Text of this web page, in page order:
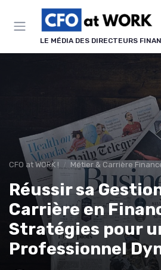
LE MÉDIA DES DIRECTEURS
CFO at WORK ! Métier & Carrière
Réussir sa
Carrière en
Stratégies pour
Professionnel
Panneau de gestion des cookies